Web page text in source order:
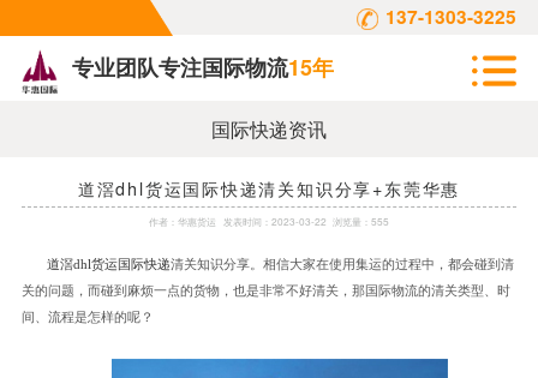
137-1303-3225
专业团队专注国际物流15年
国际快递资讯
道滘dhl货运国际快递清关知识分享+东莞华惠
作者： 华惠货运 发表时间： 2023-03-22 浏览量：555
道滘dhl货运国际快递清关知识分享。相信大家在使用集运的过程中，都会碰到清
关的问题，而碰到麻烦一点的货物，也是非常不好清关，那国际物流的清关类型、时
间、流程是怎样的呢？